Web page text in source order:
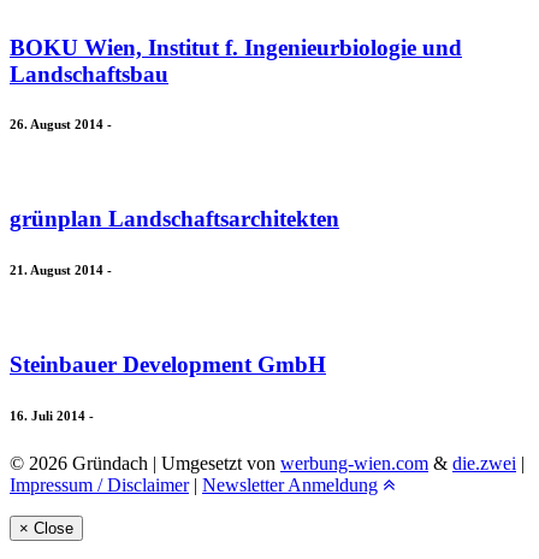
BOKU Wien, Institut f. Ingenieurbiologie und
Landschaftsbau
26. August 2014 -
grünplan Landschaftsarchitekten
21. August 2014 -
Steinbauer Development GmbH
16. Juli 2014 -
© 2026 Gründach | Umgesetzt von werbung-wien.com & die.zwei |
Impressum / Disclaimer| Newsletter Anmeldung
× Close